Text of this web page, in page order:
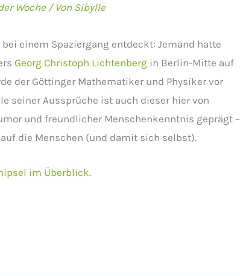
Woche / Von Sibylle
einem Spaziergang entdeckt: Jemand hatte
Georg Christoph Lichtenberg in Berlin-Mitte auf
der Göttinger Mathematiker und Physiker vor
seiner Aussprüche ist auch dieser hier von
und freundlicher Menschenkenntnis geprägt –
die Menschen (und damit sich selbst).
im Überblick.